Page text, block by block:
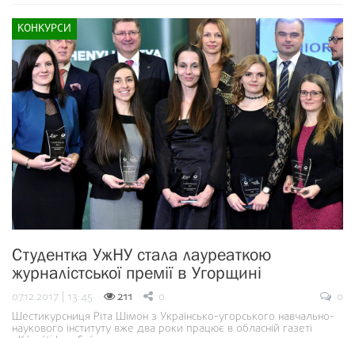
КОНКУРСИ
Студентка УжНУ стала лауреаткою
журналістської премії в Угорщині
07.12.2017 | 13:45 211 0
0
Шестикурсниця Ріта Шімон з Українсько-угорського навчально-
наукового інституту вже два роки працює в обласній газеті